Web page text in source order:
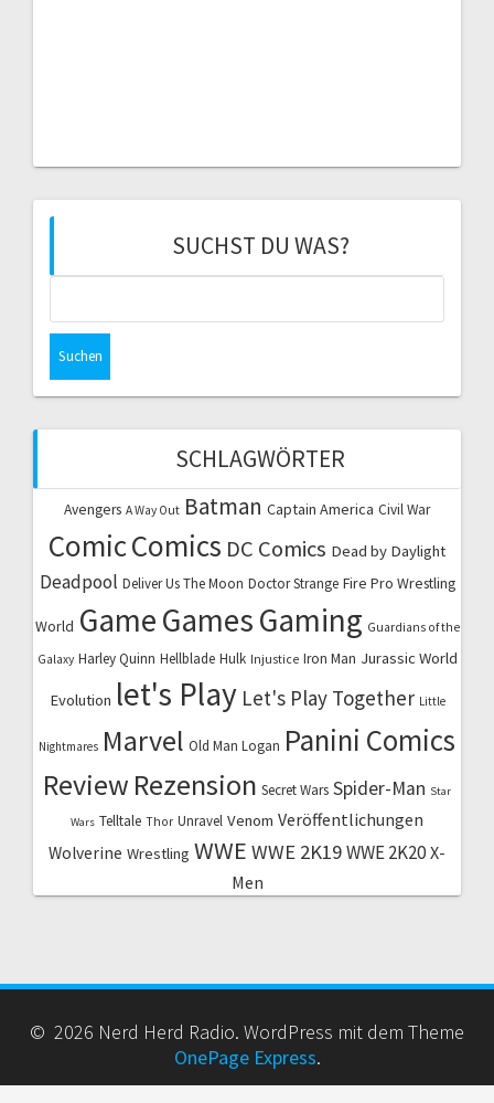
SUCHST DU WAS?
SCHLAGWÖRTER
Avengers A Way Out Batman Captain America Civil War
ComicComics DC Comics Dead by Daylight
Deadpool Deliver Us The Moon Doctor Strange Fire Pro Wrestling
World GameGamesGaming Guardians of the
Galaxy Harley Quinn Hellblade Hulk Injustice Iron Man Jurassic World
Evolution let's Play Let's Play Together Little
Nightmares Marvel Old Man Logan Panini Comics
Review Rezension Secret Wars Spider-Man Star
Wars Telltale Thor Unravel Venom Veröffentlichungen
Wolverine Wrestling WWE WWE 2K19WWE 2K20 X-
Men
© 2026 Nerd Herd Radio. WordPress mit dem Theme
OnePage Express.